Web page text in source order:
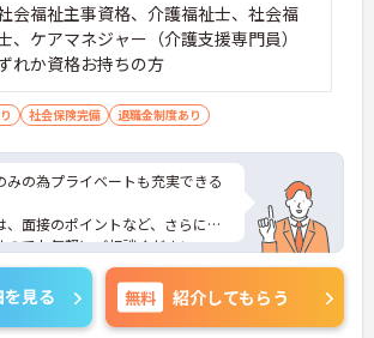
会福祉主事資格、介護福祉士、社会福
、ケアマネジャー（介護支援専門員）
れか資格お持ちの方
社会保険完備 退職金制度あり
みの為プライベートも充実できる
、面接のポイントなど、さらに詳
のでお気軽にご相談ください。
を見る 無料 紹介してもらう